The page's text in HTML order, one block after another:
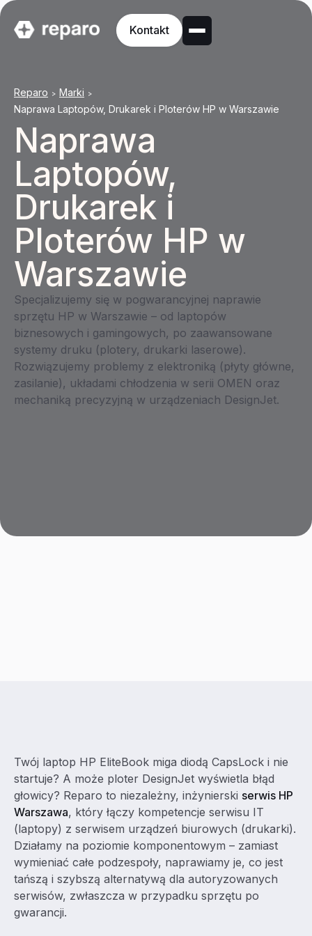
Kontakt
Reparo > Marki >
Naprawa Laptopów, Drukarek i Ploterów HP w Warszawie
Naprawa
Laptopów,
Drukarek i
Ploterów HP w
Warszawie
Specjalizujemy się w pogwarancyjnej naprawie
sprzętu HP w Warszawie – od laptopów
biznesowych i gamingowych, po zaawansowane
systemy druku (plotery, drukarki laserowe).
Rozwiązujemy problemy z elektroniką (płyty główne,
zasilanie), układami chłodzenia w serii OMEN oraz
mechaniką precyzyjną w urządzeniach DesignJet.
Twój laptop HP EliteBook miga diodą CapsLock i nie
startuje? A może ploter DesignJet wyświetla błąd
głowicy? Reparo to niezależny, inżynierski serwis HP
Warszawa, który łączy kompetencje serwisu IT
(laptopy) z serwisem urządzeń biurowych (drukarki).
Działamy na poziomie komponentowym – zamiast
wymieniać całe podzespoły, naprawiamy je, co jest
tańszą i szybszą alternatywą dla autoryzowanych
serwisów, zwłaszcza w przypadku sprzętu po
gwarancji.